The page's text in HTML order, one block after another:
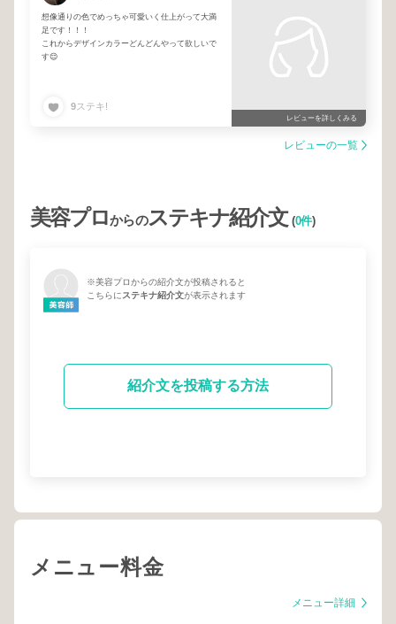
想像通りの色でめっちゃ可愛いく仕上がって大満
足です！！！
これからデザインカラーどんどんやって欲しいで
す😌
9ステキ!
レビューを詳しくみる
レビューの一覧
美容プロからのステキナ紹介文(0件)
※美容プロからの紹介文が投稿されると
こちらにステキナ紹介文が表示されます
紹介文を投稿する方法
メニュー料金
メニュー詳細